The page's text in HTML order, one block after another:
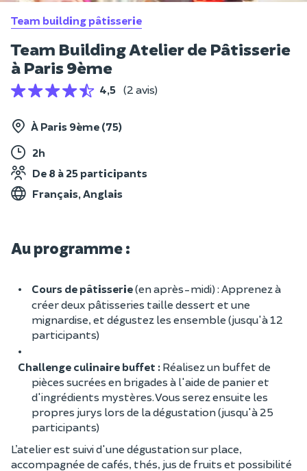
Team building pâtisserie
Team Building Atelier de Pâtisserie
à Paris 9ème
4,5 (2 avis)
À Paris 9ème (75)
2h
De 8 à 25 participants
Français, Anglais
Au programme :
Cours de pâtisserie(en après-midi) : Apprenez à
créer deux pâtisseries taille dessert et une
mignardise, et dégustez les ensemble (jusqu'à 12
participants)
Challenge culinaire buffet : Réalisez un buffet de
pièces sucrées en brigades à l'aide de panier et
d'ingrédients mystères. Vous serez ensuite les
propres jurys lors de la dégustation (jusqu'à 25
participants)
L’atelier est suivi d'une dégustation sur place,
accompagnée de cafés, thés, jus de fruits et possibilité